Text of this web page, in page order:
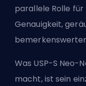
parallele Rolle
Genauigkeit,
Was USP-S Neo-
macht, ist sein